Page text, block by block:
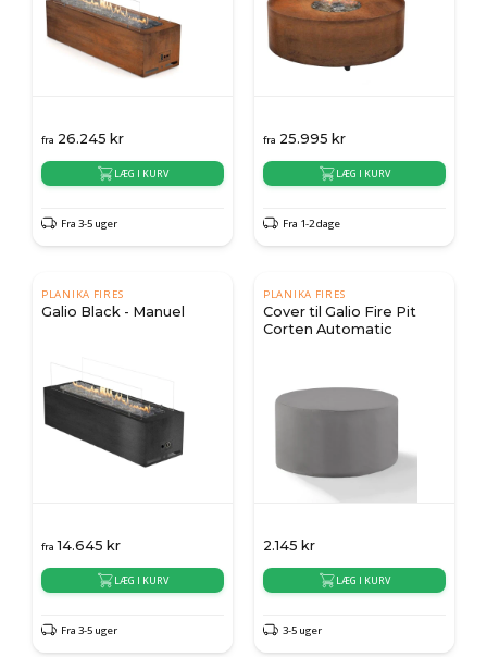
fra 26.245 kr
LÆG I KURV
Fra 3-5 uger
fra 25.995 kr
LÆG I KURV
Fra 1-2 dage
PLANIKA FIRES
Galio Black - Manuel
fra 14.645 kr
LÆG I KURV
Fra 3-5 uger
PLANIKA FIRES
Cover til Galio Fire Pit
Corten Automatic
2.145 kr
LÆG I KURV
3-5 uger